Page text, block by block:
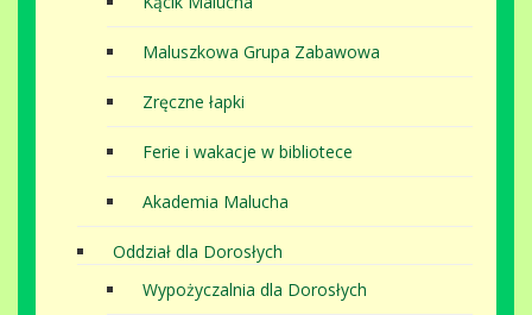
Maluszkowa Grupa Zabawowa
Zręczne łapki
Ferie i wakacje w bibliotece
Akademia Malucha
Oddział dla Dorosłych
Wypożyczalnia dla Dorosłych